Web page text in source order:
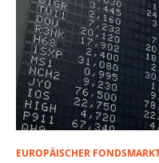
EUROPÄISCHER